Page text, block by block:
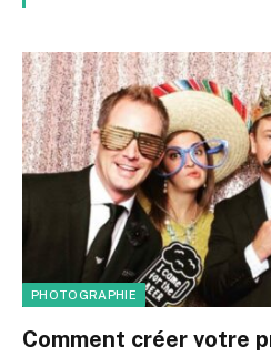
PHOTOGRAPHIE
Comment créer votre